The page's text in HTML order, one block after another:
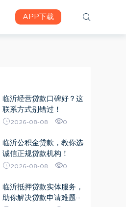
APP下载
临沂经营贷款口碑好？这
联系方式别错过！
2026-08-08 0
临沂公积金贷款，教你选
诚信正规贷款机构！
2026-08-08 0
临沂抵押贷款实体服务，
助你解决贷款申请难题···